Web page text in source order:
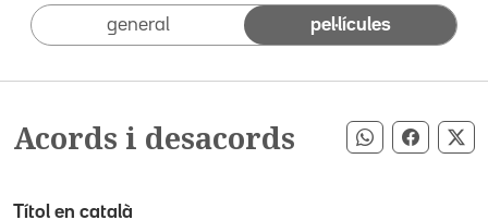
general pel·lícules
Acords i desacords Compartir
Títol en català